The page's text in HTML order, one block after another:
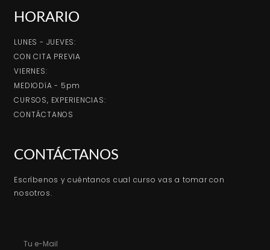
HORARIO
LUNES - JUEVES:
CON CITA PREVIA
VIERNES:
MEDIODíA - 5pm
CURSOS, EXPERIENCIAS:
CONTÁCTANOS
CONTÁCTANOS
Escríbenos y cuéntanos cual curso vas a tomar con
nosotros.